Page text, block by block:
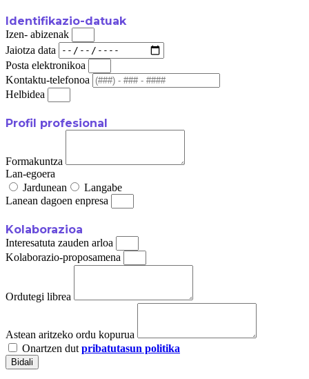
Identifikazio-datuak
Izen- abizenak
Jaiotza data
Posta elektronikoa
Kontaktu-telefonoa
Helbidea
Profil profesional
Formakuntza
Lan-egoera
Jardunean
Langabe
Lanean dagoen enpresa
Kolaborazioa
Interesatuta zauden arloa
Kolaborazio-proposamena
Ordutegi librea
Astean aritzeko ordu kopurua
Onartzen dut pribatutasun politika
Bidali